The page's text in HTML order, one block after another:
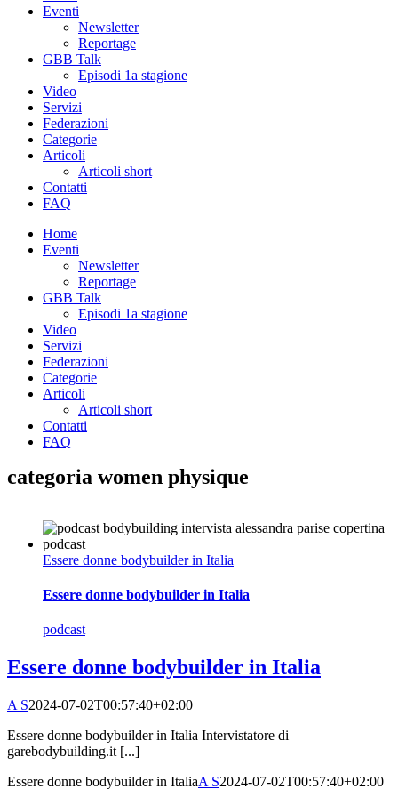
Eventi
Newsletter
Reportage
GBB Talk
Episodi 1a stagione
Video
Servizi
Federazioni
Categorie
Articoli
Articoli short
Contatti
FAQ
Home
Eventi
Newsletter
Reportage
GBB Talk
Episodi 1a stagione
Video
Servizi
Federazioni
Categorie
Articoli
Articoli short
Contatti
FAQ
categoria women physique
Essere donne bodybuilder in Italia
Essere donne bodybuilder in Italia
podcast
Essere donne bodybuilder in Italia
A S2024-07-02T00:57:40+02:00
Essere donne bodybuilder in Italia Intervistatore di
garebodybuilding.it [...]
Essere donne bodybuilder in ItaliaA S2024-07-02T00:57:40+02:00